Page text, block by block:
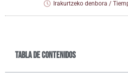
Irakurtzeko denbora /
Tabla de contenidos